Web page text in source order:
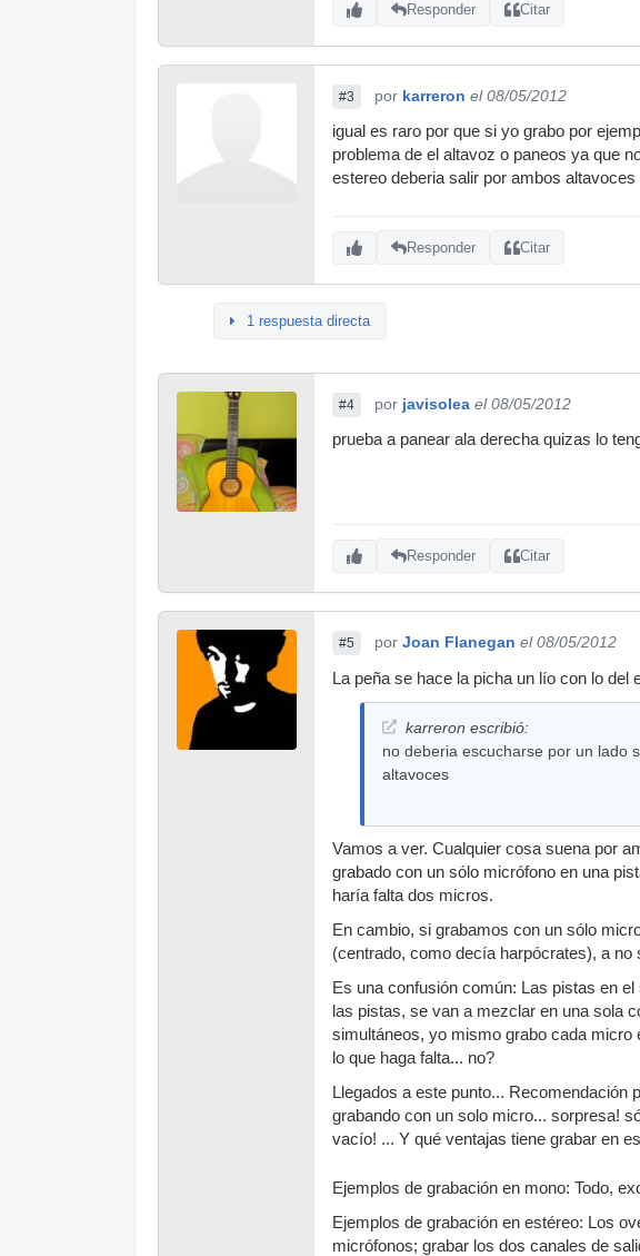
Responder Citar
#3 por karreron el 08/05/2012
igual es raro por que si yo grabo por
problema de el altavoz o paneos ya que
estereo deberia salir por ambos altavoces
Responder Citar
1 respuesta directa
#4 por javisolea el 08/05/2012
prueba a panear ala derecha quizas lo
Responder Citar
#5 por Joan Flanegan el 08/05/2012
La peña se hace la picha un lío con lo del
karreron escribió:
no deberia escucharse por un lado
altavoces
Vamos a ver. Cualquier cosa suena por
grabado con un sólo micrófono en una
haría falta dos micros.
En cambio, si grabamos con un sólo
(centrado, como decía harpócrates), a
Es una confusión común: Las pistas en
las pistas, se van a mezclar en una sola
simultáneos, yo mismo grabo cada micro
lo que haga falta... no?
Llegados a este punto...
grabando con un solo micro... sorpresa!
vacío! ... Y qué ventajas tiene grabar en
Ejemplos de grabación en mono: Todo,
Ejemplos de grabación en estéreo: Los
micrófonos; grabar los dos canales de